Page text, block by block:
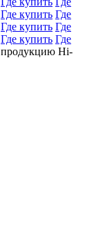
Где купить Где
Где купить Где
Где купить Где
продукцию Hi-